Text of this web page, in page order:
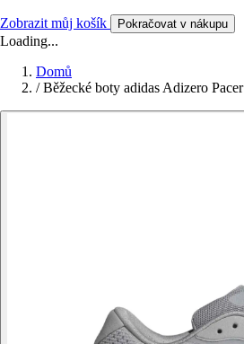
Zobrazit můj košík Pokračovat v nákupu
Loading...
Domů
/ Běžecké boty adidas Adizero Pacer